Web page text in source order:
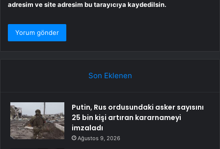
adresim ve site adresim bu tarayıcıya kaydedilsin.
Son Eklenen
Putin, Rus ordusundaki asker sayısını
25 bin kişi artıran kararnameyi
imzaladı
Ağustos 9, 2026